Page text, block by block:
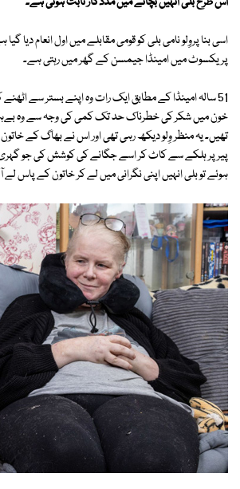
اسی بنا پروِلو نامی بلی کو قومی مقابلے میں اول انعام دیا
پریکسوٹ میں امینڈا جیمسن کے گھر میں رہتی ہے۔
51 سالہ امینڈا کے مطابق ایک رات وہ اپنے بستر سے
خون میں شکر کی خطرناک حد تک کمی کی وجہ سے وہ
تھیں۔ یہ منظر وِلو دیکھ رہی تھی اور اس نے بھاگ کے
پیر پر ہلکے سے کاٹ کر اسے جگانے کی کوشش کی جو گہری
ہوئے تو بلی انہیں اپنی نگرانی میں لے کر خاتون کے پاس لے